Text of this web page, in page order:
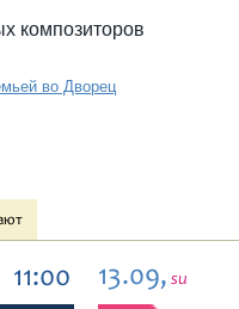
композиторов
во Дворец
11:00 13.09, su